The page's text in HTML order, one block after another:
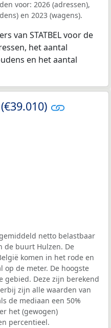
voor: 2026 (adressen),
en 2023 (wagens).
van STATBEL voor de
het aantal
en het aantal
netto belastbaar
de buurt Hulzen. De
komen in het rode en
op de meter. De hoogste
gebied. Deze zijn berekend
zijn alle waarden van
de mediaan een 50%
het (gewogen)
percentieel.